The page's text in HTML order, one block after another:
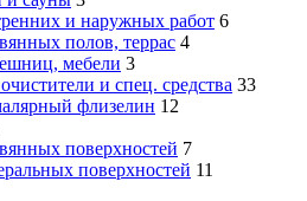
и наружных работ 6
полов, террас 4
мебели 3
и спец. средства 33
флизелин 12
поверхностей 7
поверхностей 11